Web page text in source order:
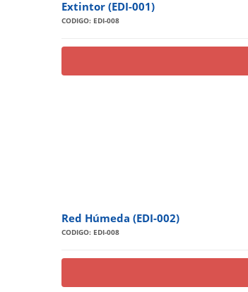
Extintor (EDI-001)
CODIGO: EDI-008
Red Húmeda (EDI-002)
CODIGO: EDI-008